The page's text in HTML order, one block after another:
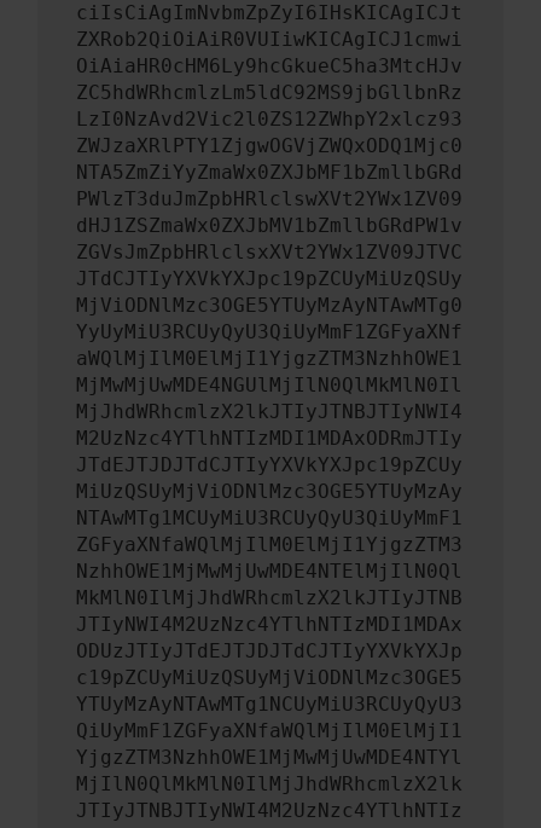
ciIsCiAgImNvbmZpZyI6IHsKICAgICJt
ZXRob2QiOiAiR0VUIiwKICAgICJ1cmwi
OiAiaHR0cHM6Ly9hcGkueC5ha3MtcHJv
ZC5hdWRhcmlzLm5ldC92MS9jbGllbnRz
LzI0NzAvd2Vic2l0ZS12ZWhpY2xlcz93
ZWJzaXRlPTY1ZjgwOGVjZWQxODQ1Mjc0
NTA5ZmZiYyZmaWx0ZXJbMF1bZmllbGRd
PWlzT3duJmZpbHRlclswXVt2YWx1ZV09
dHJ1ZSZmaWx0ZXJbMV1bZmllbGRdPW1v
ZGVsJmZpbHRlclsxXVt2YWx1ZV09JTVC
JTdCJTIyYXVkYXJpc19pZCUyMiUzQSUy
MjViODNlMzc3OGE5YTUyMzAyNTAwMTg0
YyUyMiU3RCUyQyU3QiUyMmF1ZGFyaXNf
aWQlMjIlM0ElMjI1YjgzZTM3NzhhOWE1
MjMwMjUwMDE4NGUlMjIlN0QlMkMlN0Il
MjJhdWRhcmlzX2lkJTIyJTNBJTIyNWI4
M2UzNzc4YTlhNTIzMDI1MDAxODRmJTIy
JTdEJTJDJTdCJTIyYXVkYXJpc19pZCUy
MiUzQSUyMjViODNlMzc3OGE5YTUyMzAy
NTAwMTg1MCUyMiU3RCUyQyU3QiUyMmF1
ZGFyaXNfaWQlMjIlM0ElMjI1YjgzZTM3
NzhhOWE1MjMwMjUwMDE4NTElMjIlN0Ql
MkMlN0IlMjJhdWRhcmlzX2lkJTIyJTNB
JTIyNWI4M2UzNzc4YTlhNTIzMDI1MDAx
ODUzJTIyJTdEJTJDJTdCJTIyYXVkYXJp
c19pZCUyMiUzQSUyMjViODNlMzc3OGE5
YTUyMzAyNTAwMTg1NCUyMiU3RCUyQyU3
QiUyMmF1ZGFyaXNfaWQlMjIlM0ElMjI1
YjgzZTM3NzhhOWE1MjMwMjUwMDE4NTYl
MjIlN0QlMkMlN0IlMjJhdWRhcmlzX2lk
JTIyJTNBJTIyNWI4M2UzNzc4YTlhNTIz